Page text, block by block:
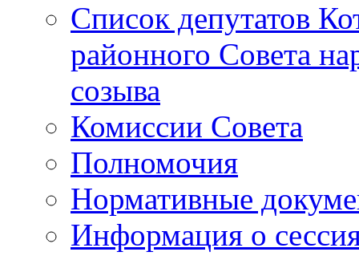
Список депутатов
районного Совета
созыва
Комиссии Совета
Полномочия
Нормативные
Информация о